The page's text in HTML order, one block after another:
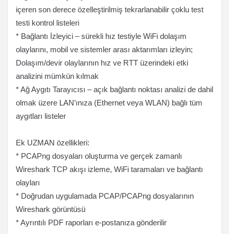
içeren son derece özelleştirilmiş tekrarlanabilir çoklu test
testi kontrol listeleri
* Bağlantı İzleyici – sürekli hız testiyle WiFi dolaşım
olaylarını, mobil ve sistemler arası aktarımları izleyin;
Dolaşım/devir olaylarının hız ve RTT üzerindeki etki
analizini mümkün kılmak
* Ağ Aygıtı Tarayıcısı – açık bağlantı noktası analizi de dahil
olmak üzere LAN’ınıza (Ethernet veya WLAN) bağlı tüm
aygıtları listeler
Ek UZMAN özellikleri:
* PCAPng dosyaları oluşturma ve gerçek zamanlı
Wireshark TCP akışı izleme, WiFi taramaları ve bağlantı
olayları
* Doğrudan uygulamada PCAP/PCAPng dosyalarının
Wireshark görüntüsü
* Ayrıntılı PDF raporları e-postanıza gönderilir